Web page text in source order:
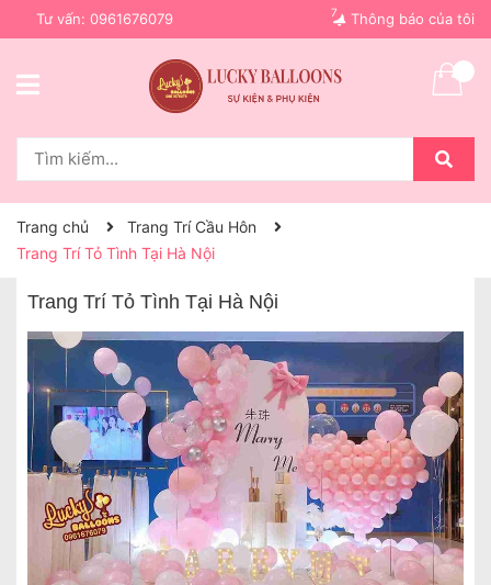
Tư vấn: 0961676079 Thông báo của tôi
7
Trang chủ
Trang Trí Cầu Hôn
Trang Trí Tỏ Tình Tại Hà Nội
Trang Trí Tỏ Tình Tại Hà Nội